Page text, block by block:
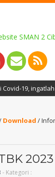
19, ingatlah
Download /
2023
- Kategori :